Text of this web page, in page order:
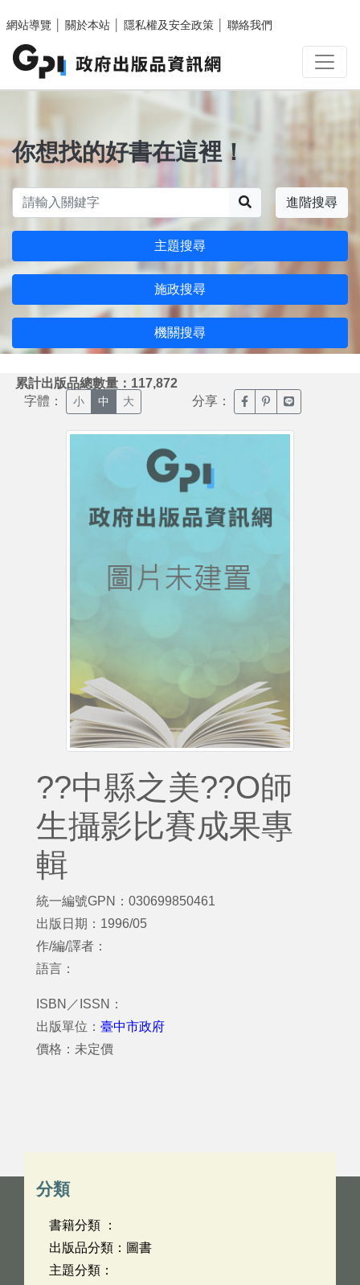
網站導覽
關於本站 隱私權及安全政策 聯絡我們
你想找的好書在這裡！
進階搜尋
主題搜尋
施政搜尋
機關搜尋
累計出版品總數量：117,872
字體： 小 中 大 分享： 臉書分享(另開新視窗)
噗浪分享(另開新
Line分享(另
??中縣之美??O師
生攝影比賽成果專
輯
統一編號GPN：030699850461
出版日期：1996/05
作/編/譯者：
語言：
ISBN／ISSN：
出版單位： 臺中市政府
價格：未定價
分類
書籍分類 ：
出版品分類：圖書
主題分類：